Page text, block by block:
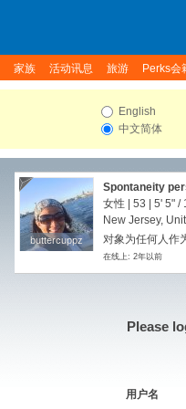
家族 活动讯息 旅游 Perks会
English
中文简体
buttercuppz
buttercuppz
Spontaneity
女性 | 53 | 5' 5" /
New Jersey,
对象为任何人作
在线上: 2年以前
Please
用户名